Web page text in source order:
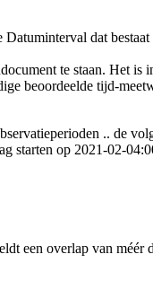
dat
te staan. Het
beoordeelde tijd-
.. de
starten op 2021-02-
een overlap van